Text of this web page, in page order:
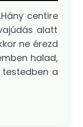
centire
alatt
ne érezd
halad,
testedben a